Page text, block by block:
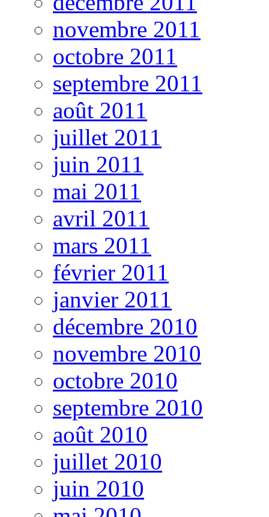
novembre 2011
octobre 2011
septembre 2011
août 2011
juillet 2011
juin 2011
mai 2011
avril 2011
mars 2011
février 2011
janvier 2011
décembre 2010
novembre 2010
octobre 2010
septembre 2010
août 2010
juillet 2010
juin 2010